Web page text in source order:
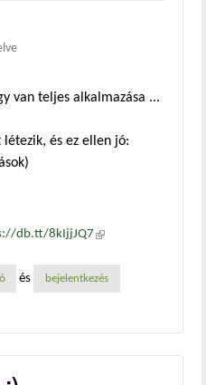
van teljes alkalmazása ...
és ez ellen jó:
db.tt/8kIjjJQ7 (külső
és bejelentkezés